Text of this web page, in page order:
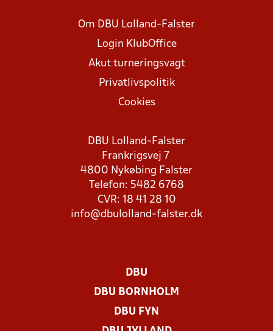
Om DBU Lolland-Falster
Login KlubOffice
Akut turneringsvagt
Privatlivspolitik
Cookies
DBU Lolland-Falster
Frankrigsvej 7
4800 Nykøbing Falster
Telefon: 5482 6768
CVR: 18 41 28 10
info@dbulolland-falster.dk
DBU
DBU BORNHOLM
DBU FYN